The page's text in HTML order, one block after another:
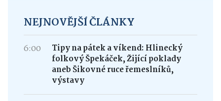
NEJNOVĚJŠÍ ČLÁNKY
6:00
Tipy na pátek a víkend: Hlinecký
folkový Špekáček, Žijící poklady
aneb Šikovné ruce řemeslníků,
výstavy